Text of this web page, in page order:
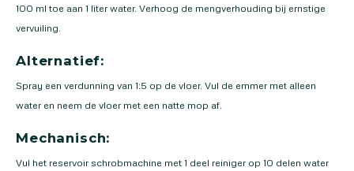
100 ml toe aan 1 liter water. Verhoog de mengverhouding bij ernstige
vervuiling.
Alternatief:
Spray een verdunning van 1:5 op de vloer. Vul de emmer met alleen
water en neem de vloer met een natte mop af.
Mechanisch:
Vul het reservoir schrobmachine met 1 deel reiniger op 10 delen water